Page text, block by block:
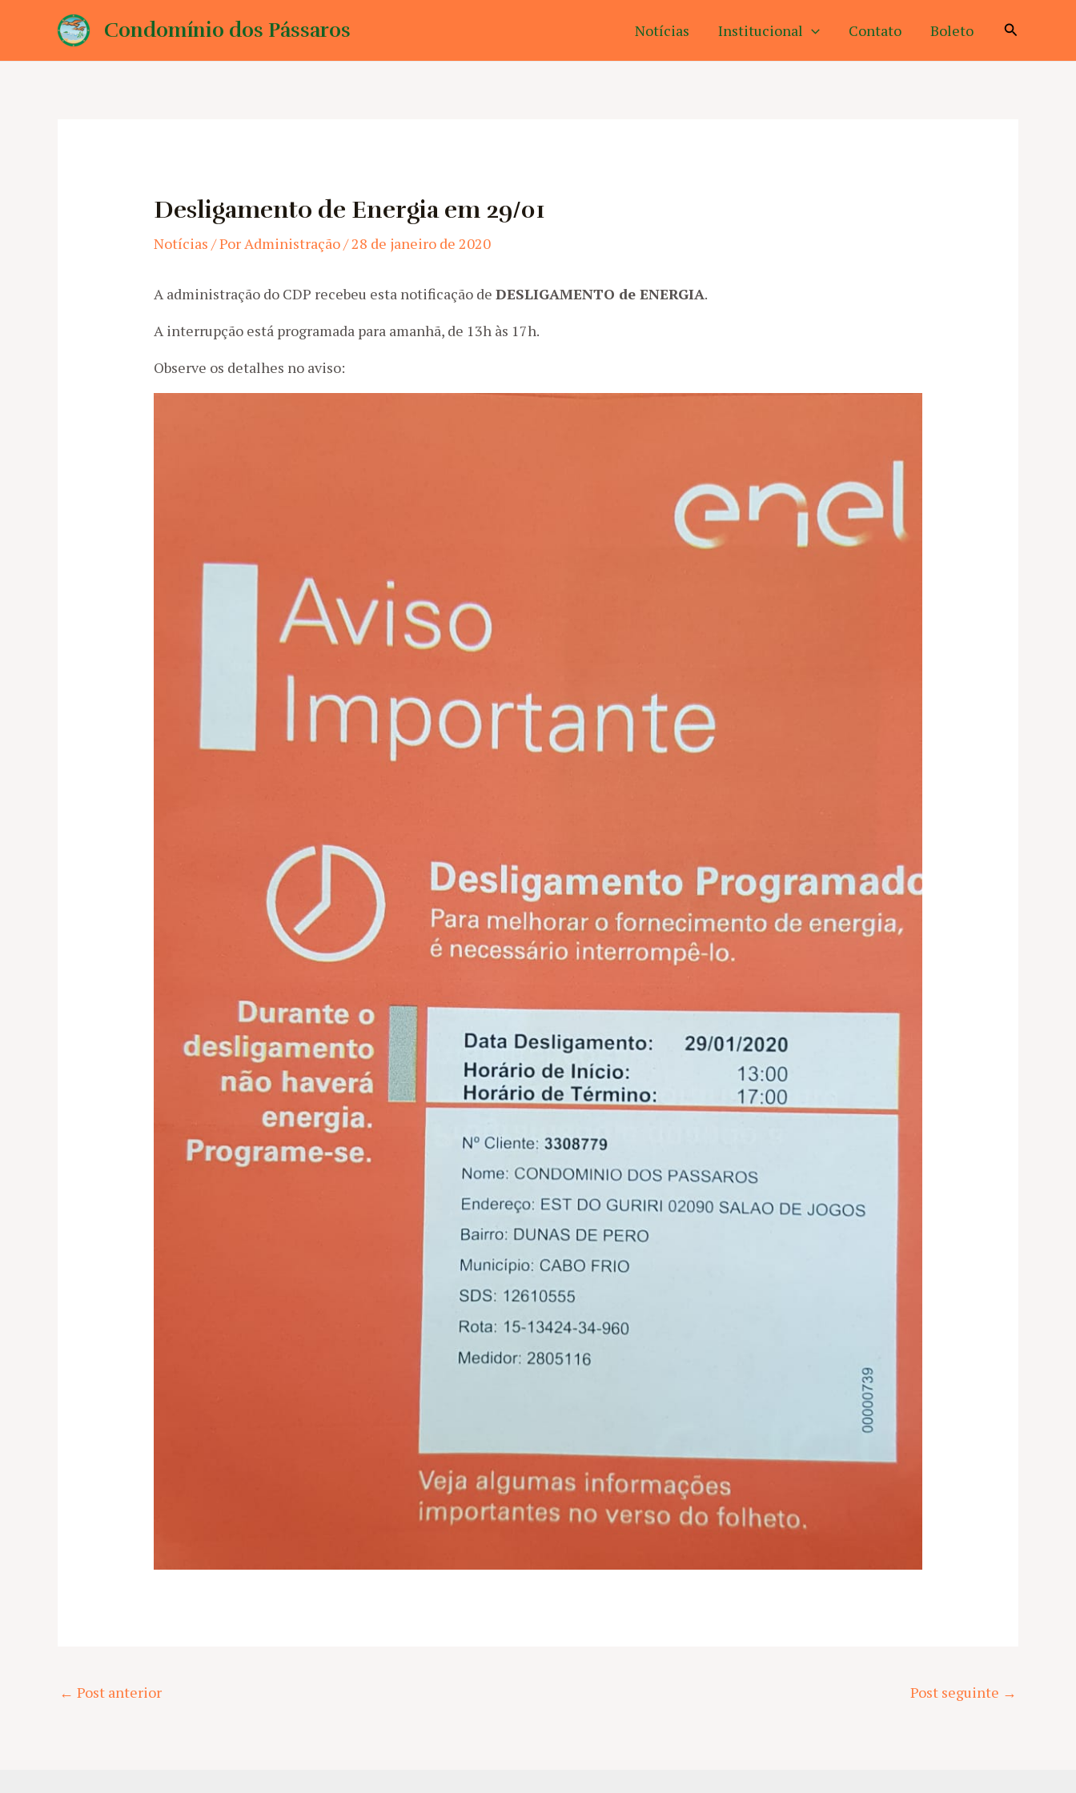
Condomínio dos Pássaros Notícias Institucional Contato Boleto Pesquisar
Desligamento de Energia em 29/01
Notícias / PorAdministração/28 de janeiro de 2020
A administração do CDP recebeu esta notificação deDESLIGAMENTO de ENERGIA.
A interrupção está programada para amanhã, de 13h às 17h.
Observe os detalhes no aviso:
Post
← Post anterior Post seguinte →